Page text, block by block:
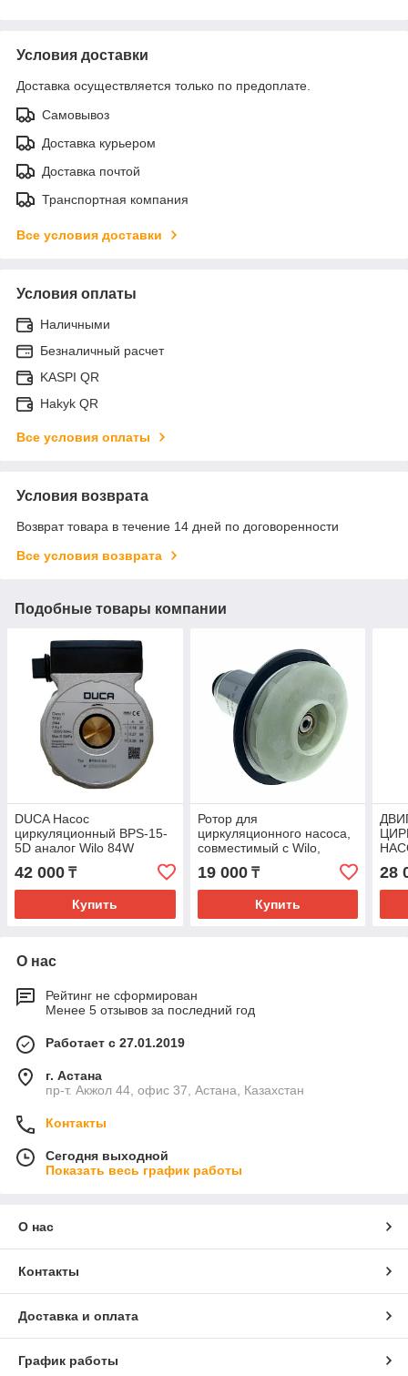
Условия доставки
Доставка осуществляется только по предоплате.
Самовывоз
Доставка курьером
Доставка почтой
Транспортная компания
Все условия доставки
Условия оплаты
Наличными
Безналичный расчет
KASPI QR
Hakyk QR
Все условия оплаты
Условия возврата
Возврат товара в течение 14 дней по договоренности
Все условия возврата
Подобные товары компании
DUCA Насос
циркуляционный BPS-15-
5D аналог Wilo 84W
против часовой
42 000 ₸
Купить
Ротор для
циркуляционного насоса,
совместимый с Wilo,
широкий ротор 15/5
19 000₸
Купить
28
О нас
Рейтинг не сформирован
Менее 5 отзывов за последний год
Работает с 27.01.2019
г. Астана
пр-т. Акжол 44, офис 37, Астана, Казахстан
Контакты
Сегодня выходной
Показать весь график работы
О нас
Контакты
Доставка и оплата
График работы